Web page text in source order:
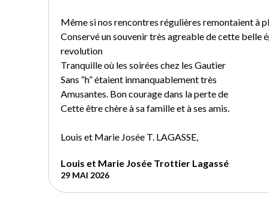
Même si nos rencontres régulières remontaient à
Conservé un souvenir très agreable de cette belle
revolution
Tranquille où les soirées chez les Gautier
Sans “h” étaient inmanquablement très
Amusantes. Bon courage dans la perte de
Cette être chère à sa famille et à ses amis.
Louis et Marie Josée T. LAGASSE,
Louis et Marie Josée Trottier Lagassé
29 MAI 2026